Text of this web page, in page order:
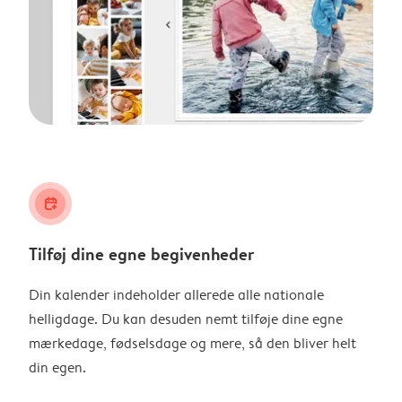
calendar_plus
Tilføj dine egne begivenheder
Din kalender indeholder allerede alle nationale
helligdage. Du kan desuden nemt tilføje dine egne
mærkedage, fødselsdage og mere, så den bliver helt
din egen.